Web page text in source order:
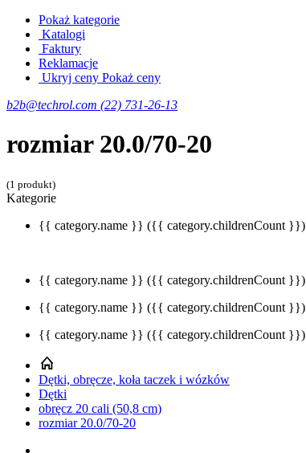
Pokaż kategorie
Katalogi
Faktury
Reklamacje
Ukryj ceny Pokaż ceny
b2b@techrol.com (22) 731-26-13
rozmiar 20.0/70-20
(1 produkt)
Kategorie
{{ category.name }} ({{ category.childrenCount }})
{{ category.name }} ({{ category.childrenCount }})
{{ category.name }} ({{ category.childrenCount }})
{{ category.name }} ({{ category.childrenCount }})
Dętki, obręcze, koła taczek i wózków
Dętki
obręcz 20 cali (50,8 cm)
rozmiar 20.0/70-20